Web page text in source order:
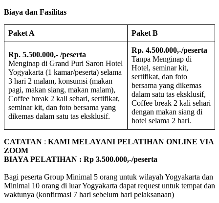
Biaya dan Fasilitas
Paket A Paket B
Rp. 5.500.000,- /peserta
Menginap di Grand Puri Saron Hotel
Yogyakarta (1 kamar/peserta) selama
3 hari 2 malam, konsumsi (makan
pagi, makan siang, makan malam),
Coffee break 2 kali sehari, sertifikat,
seminar kit, dan foto bersama yang
dikemas dalam satu tas eksklusif.
Rp. 4.500.000,-/peserta
Tanpa Menginap di
Hotel, seminar kit,
sertifikat, dan foto
bersama yang dikemas
dalam satu tas eksklusif,
Coffee break 2 kali sehari
dengan makan siang di
hotel selama 2 hari.
CATATAN : KAMI MELAYANI PELATIHAN ONLINE VIA
ZOOM
BIAYA PELATIHAN : Rp 3.500.000,-/peserta
Bagi peserta Group Minimal 5 orang untuk wilayah Yogyakarta dan
Minimal 10 orang di luar Yogyakarta dapat request untuk tempat dan
waktunya (konfirmasi 7 hari sebelum hari pelaksanaan)